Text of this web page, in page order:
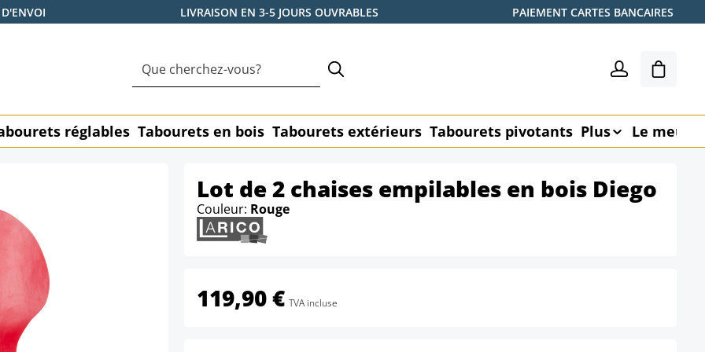
D'ENVOI LIVRAISON EN 3-5 JOURS OUVRABLES PAIEMENT CARTES BANCAIRES
Le
réglables Tabourets en bois Tabourets extérieurs Tabourets pivotants Plus Le
Lot de 2 chaises empilables en bois Diego
Couleur: Rouge
119,90 € TVA incluse